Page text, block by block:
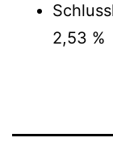
2,53 %